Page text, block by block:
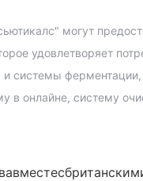
могут
удовлетворяет
системы ферментации,
онлайне, систему